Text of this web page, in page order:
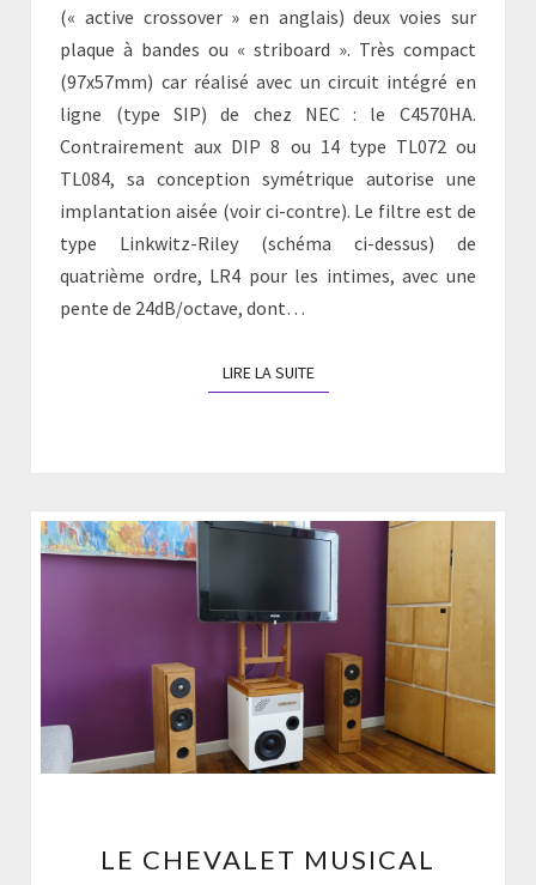
(« active crossover » en anglais) deux voies sur
plaque à bandes ou « striboard ». Très compact
(97x57mm) car réalisé avec un circuit intégré en
ligne (type SIP) de chez NEC : le C4570HA.
Contrairement aux DIP 8 ou 14 type TL072 ou
TL084, sa conception symétrique autorise une
implantation aisée (voir ci-contre). Le filtre est de
type Linkwitz-Riley (schéma ci-dessus) de
quatrième ordre, LR4 pour les intimes, avec une
pente de 24dB/octave, dont…
LIRE LA SUITELIRE LA SUITE
CHEVALET
LE CHEVALET MUSICAL